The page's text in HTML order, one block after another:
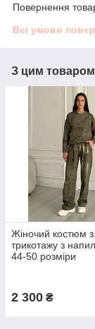
Повернення
Всі умови
З цим
Жіночий костюм з
трикотажу з
44-50 розміри
2 300 ₴